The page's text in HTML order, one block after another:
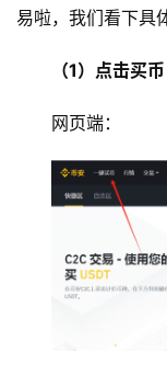
易啦，我们看下具
（1）点击买币
网页端：